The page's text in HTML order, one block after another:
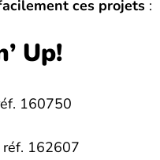
ces projets :
Up!
160750
réf. 162607